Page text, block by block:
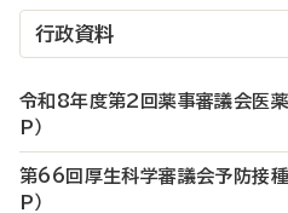
行政資料
令和8年度第2回薬事審議会医
P）
第66回厚生科学審議会予防接種
P）